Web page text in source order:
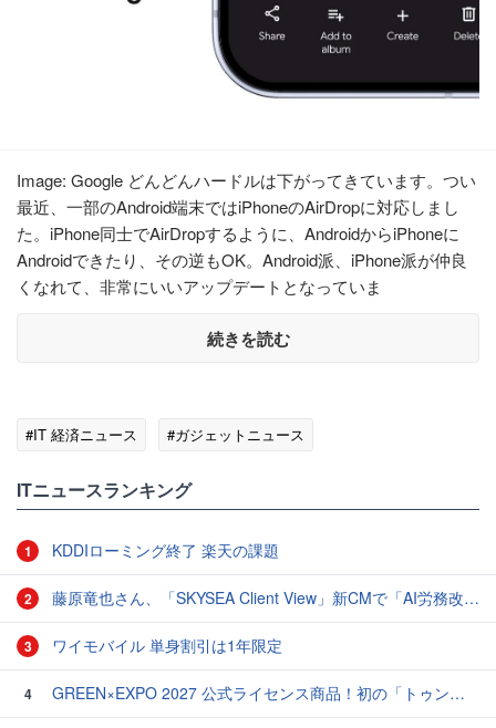
Image: Google どんどんハードルは下がってきています。つい
最近、一部のAndroid端末ではiPhoneのAirDropに対応しまし
た。iPhone同士でAirDropするように、AndroidからiPhoneに
Androidできたり、その逆もOK。Android派、iPhone派が仲良
くなれて、非常にいいアップデートとなっていま
続きを読む
#IT 経済ニュース #ガジェットニュース
ITニュースランキング
1 KDDIローミング終了 楽天の課題
2 藤原竜也さん、「SKYSEA Client View」新CMで「AI労務改善」をアピール 働き方をAIが分析したら「すぐに休んで」と言われる？
3 ワイモバイル 単身割引は1年限定
4 GREEN×EXPO 2027 公式ライセンス商品！初の「トゥンクトゥンク」公式LINEスタンプ、販売開始